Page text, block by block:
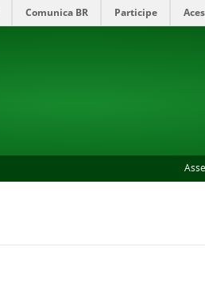
Comunica BR Participe